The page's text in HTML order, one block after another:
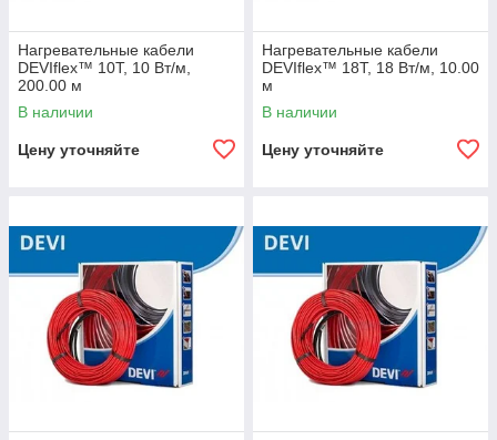
Нагревательные кабели
DEVIflex™ 10T, 10 Вт/м,
200.00 м
В наличии
Цену уточняйте
Нагревательные кабели
DEVIflex™ 18T, 18 Вт/м, 10.00
м
В наличии
Цену уточняйте